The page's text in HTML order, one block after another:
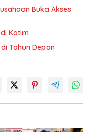
Buka Akses
Kotim
Tahun Depan